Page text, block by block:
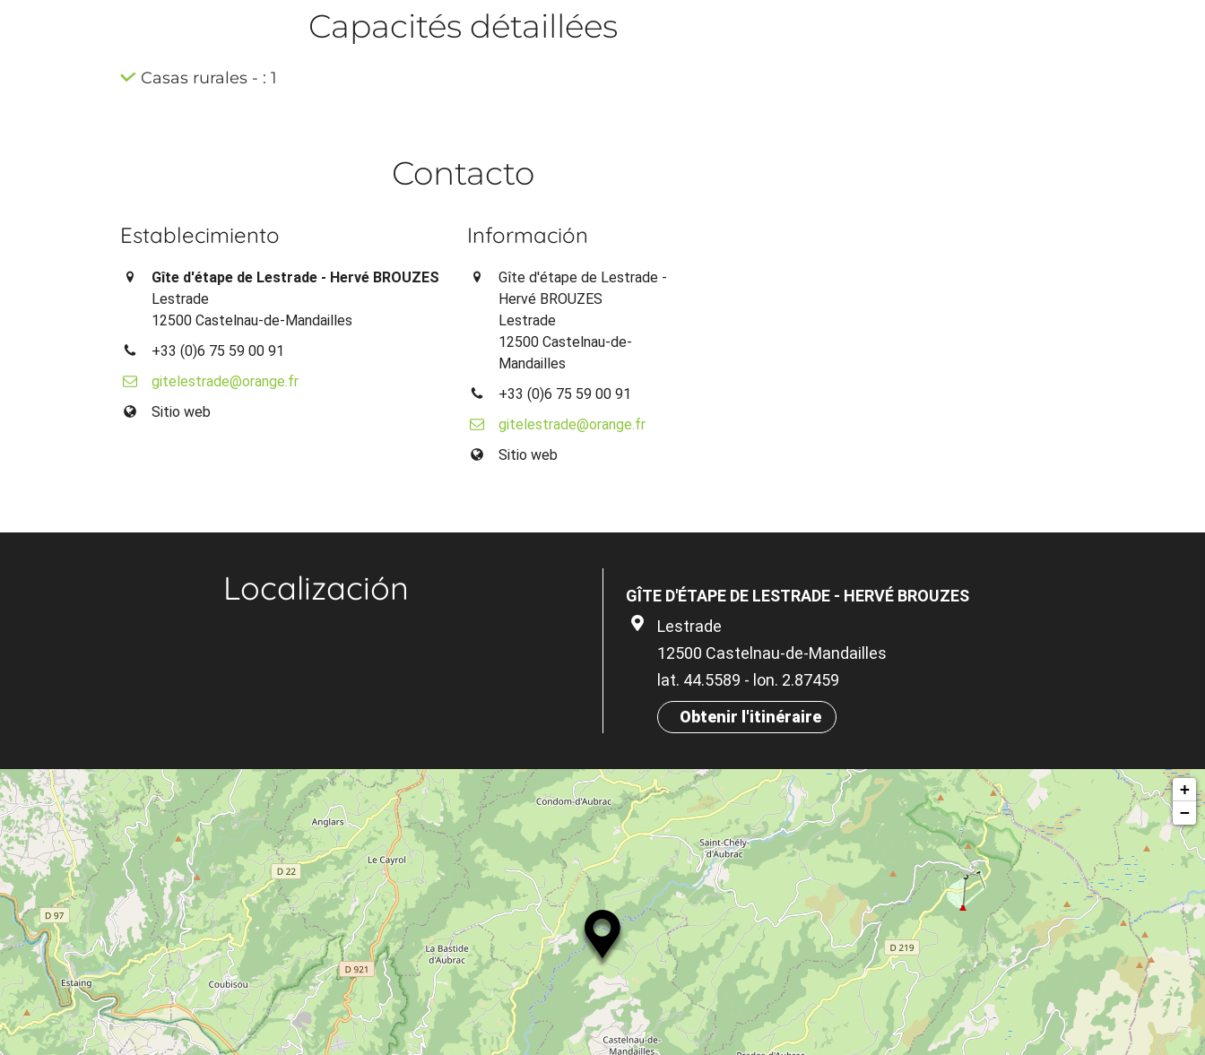
Capacités détaillées
Casas rurales - : 1
Contacto
Establecimiento
Gîte d'étape de Lestrade - Hervé BROUZES
Lestrade
12500 Castelnau-de-Mandailles
+33 (0)6 75 59 00 91
gitelestrade@orange.fr
Sitio web
Información
Gîte d'étape de Lestrade -
Hervé BROUZES
Lestrade
12500 Castelnau-de-
Mandailles
+33 (0)6 75 59 00 91
gitelestrade@orange.fr
Sitio web
Localización
GÎTE D'ÉTAPE DE LESTRADE - HERVÉ BROUZES
Lestrade
12500 Castelnau-de-Mandailles
lat. 44.5589 - lon. 2.87459
Obtenir l'itinéraire
+
−